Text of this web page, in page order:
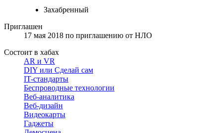
Захабренный
Приглашен
17 мая 2018 по приглашению от НЛО
Состоит в хабах
AR и VR
DIY или Сделай сам
IT-стандарты
Беспроводные технологии
Веб-аналитика
Веб-дизайн
Видеокарты
Гаджеты